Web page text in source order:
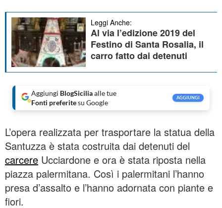
Leggi Anche:
Al via l’edizione 2019 del
Festino di Santa Rosalia, il
carro fatto dai detenuti
Aggiungi BlogSiciliaalle tue
Fonti preferitesu Google
AGGIUNGI
L’opera realizzata per trasportare la statua della
Santuzza è stata costruita dai detenuti del
carcere Ucciardone e ora è stata riposta nella
piazza palermitana. Così i palermitani l’hanno
presa d’assalto e l’hanno adornata con piante e
fiori.